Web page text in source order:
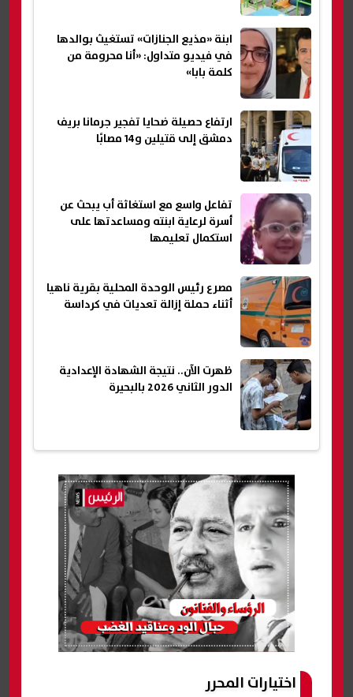
ابنة «مذيع الجنازات» تستغيث بوالدها
في فيديو متداول: «أنا محرومة من
كلمة بابا»
ارتفاع حصيلة ضحايا تفجير جرمانا بريف
دمشق إلى قتيلين و14 مصابًا
تفاعل واسع مع استغاثة أب يبحث عن
أسرة لرعاية ابنته ومساعدتها على
استكمال تعليمها
مصرع رئيس الوحدة المحلية بقرية ناهيا
أثناء حملة إزالة تعديات في كرداسة
ظهرت الآن.. نتيجة الشهادة الإعدادية
الدور الثاني 2026 بالبحيرة
اختيارات المحرر